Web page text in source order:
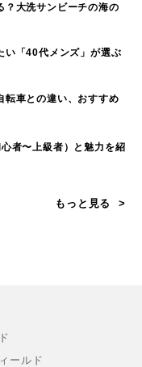
？大洗サンビーチの海の
い「40代メンズ」が選ぶ
転車との違い、おすすめ
者〜上級者）と魅力を紹
もっと見る
ールド